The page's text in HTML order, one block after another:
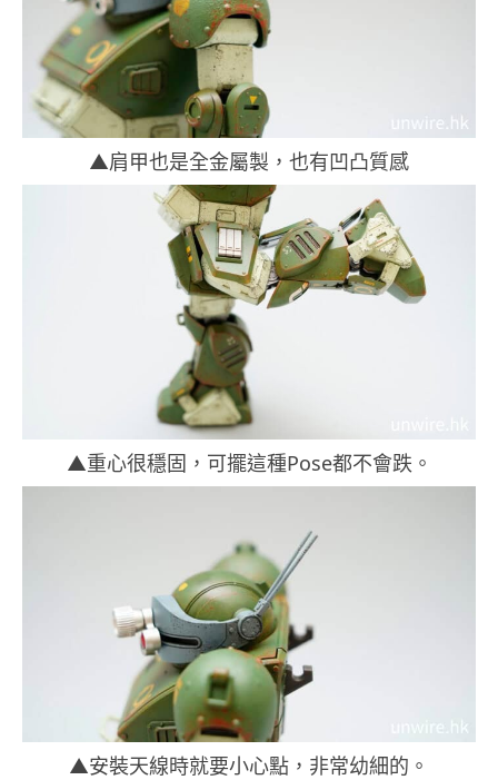
▲肩甲也是全金屬製，也有凹凸質感
▲重心很穩固，可擺這種Pose都不會跌。
▲安裝天線時就要小心點，非常幼細的。